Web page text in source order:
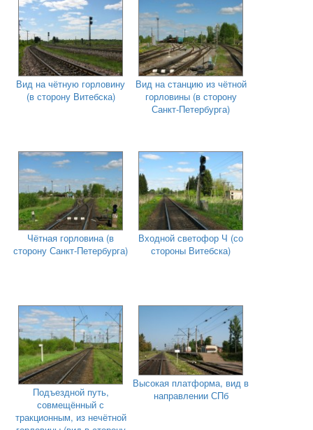
Вид на чётную горловину
(в сторону Витебска)
Вид на станцию из чётной
горловины (в сторону
Санкт-Петербурга)
Чётная горловина (в
сторону Санкт-Петербурга)
Входной светофор Ч (со
стороны Витебска)
Подъездной путь,
совмещённый с
тракционным, из нечётной
Высокая платформа, вид в
направлении СПб